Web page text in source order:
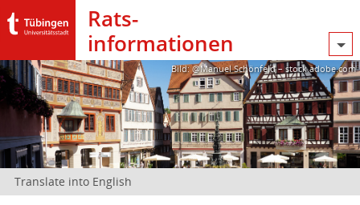
Rats­
informationen
Bild: @Manuel Schönfeld – stock.adobe.com
Translate into English